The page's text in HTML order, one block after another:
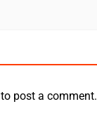
to post a comment.